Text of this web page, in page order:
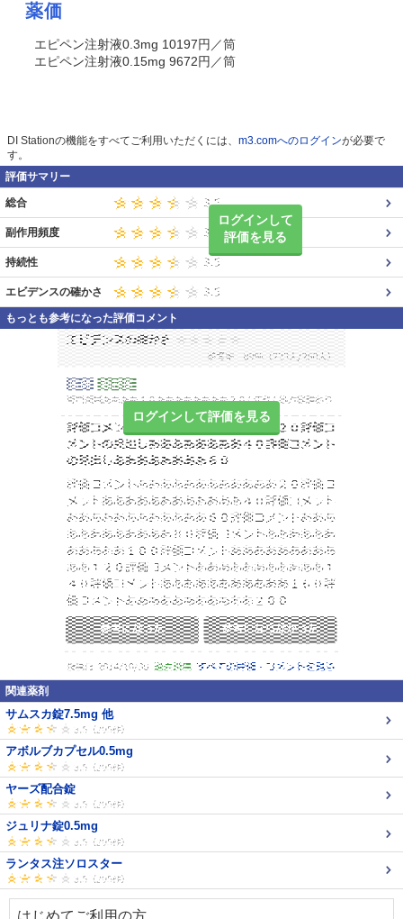
薬価
エピペン注射液0.3mg 10197円／筒
エピペン注射液0.15mg 9672円／筒
DI Stationの機能をすべてご利用いただくには、 m3.comへのログインが必要で
す。
評価サマリー
ログインして
評価を見る
総合
副作用頻度
持続性
エビデンスの確かさ
もっとも参考になった評価コメント
ログインして評価を見る
関連薬剤
サムスカ錠7.5mg 他
アボルブカプセル0.5mg
ヤーズ配合錠
ジュリナ錠0.5mg
ランタス注ソロスター